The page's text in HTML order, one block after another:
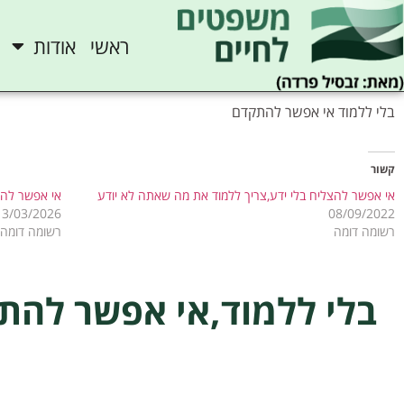
ראשי אודות
בלי ללמוד אי אפשר להתקדם
קשור
אי אפשר להצליח בלי ידע,צריך ללמוד את מה שאתה לא יודע
08/09/2022
רשומה דומה
אי אפשר
03/2026
רשומה דומה
בלי ללמוד,אי אפשר